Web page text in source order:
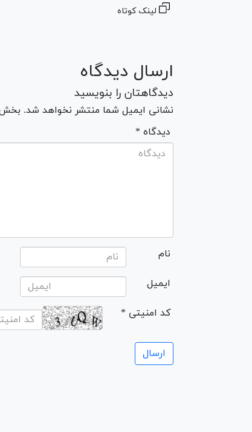
لینک کوتاه
ارسال دیدگاه
دیدگاهتان را بنویسید
نشانی ایمیل شما منتشر نخواهد شد.
* دیدگاه
نام
ایمیل
* کد امنیتی